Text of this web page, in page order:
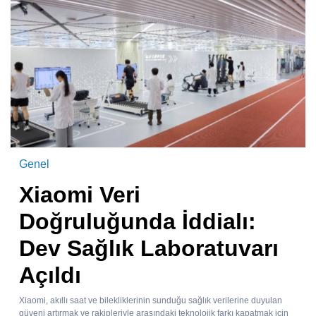
Genel
Xiaomi Veri
Doğruluğunda İddialı:
Dev Sağlık Laboratuvarı
Açıldı
Xiaomi, akıllı saat ve bilekliklerinin sunduğu sağlık verilerine duyulan
güveni artırmak ve rakipleriyle arasındaki teknolojik farkı kapatmak için